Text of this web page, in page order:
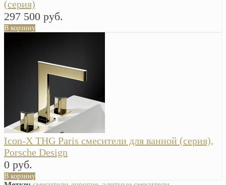
(серия)
297 500 руб.
В корзину
Icon-X THG Paris смесители для ванной (серия),
Porsche Design
0 руб.
В корзину